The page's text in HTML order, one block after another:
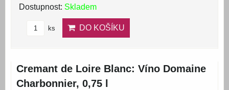
Dostupnost: Skladem
ks DO KOŠÍKU
Cremant de Loire Blanc: Víno Domaine
Charbonnier, 0,75 l